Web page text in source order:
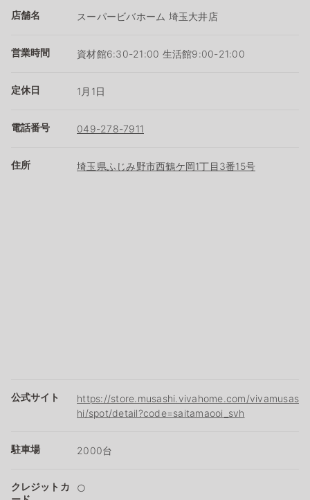
店舗名 スーパービバホーム 埼玉大井店
営業時間 資材館6:30-21:00 生活館9:00-21:00
定休日 1月1日
電話番号 049-278-7911
住所 埼玉県ふじみ野市西鶴ケ岡1丁目3番15号
公式サイト
https://store.musashi.vivahome.com/vivamusas
hi/spot/detail?code=saitamaooi_svh
駐車場 2000台
クレジットカ
○